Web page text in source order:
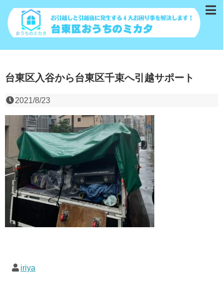
台東区入谷から台東区千束へ引越サポート
2021/8/23
iriya